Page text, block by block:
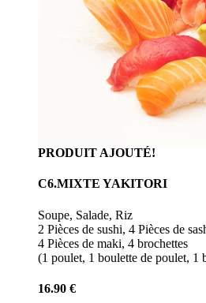
PRODUIT AJOUTÉ!
C6.MIXTE YAKITORI
Soupe, Salade, Riz
2 Pièces de sushi, 4 Pièces de
4 Pièces de maki, 4 brochettes
(1 poulet, 1 boulette de poulet, 1
16.90 €